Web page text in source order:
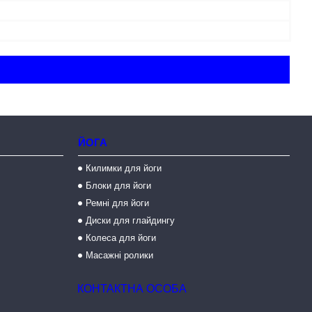
ЙОГА
Килимки для йоги
Блоки для йоги
Ремні для йоги
Диски для глайдингу
Колеса для йоги
Масажні ролики